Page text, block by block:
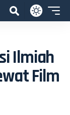
Ilmiah
Film